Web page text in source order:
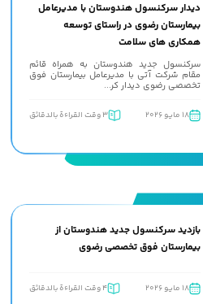
دیدار سرکنسول هندوستان با مدیرعامل
بیمارستان رضوی در راستای توسعه
همکاری های سلامت
سرکنسول جدید هندوستان به همراه قائم
مقام شرکت آتی با مدیرعامل بیمارستان فوق
تخصصی رضوی دیدار کر...
18 مايو 2026 3 وقت القراءة بالدقائق
بازدید سرکنسول جدید هندوستان از
بیمارستان فوق تخصصی رضوی
18 مايو 2026 4 وقت القراءة بالدقائق